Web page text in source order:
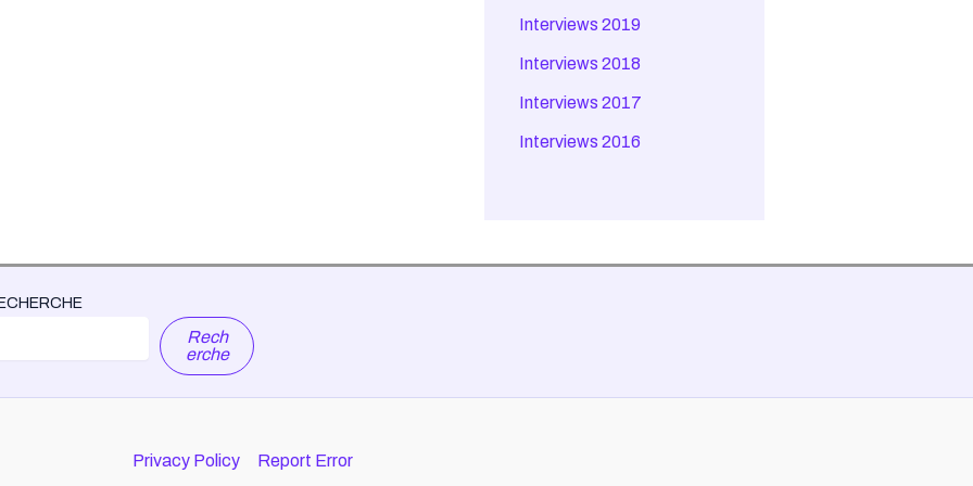
Interviews 2019
Interviews 2018
Interviews 2017
Interviews 2016
Rech
erche
Privacy Policy Report Error